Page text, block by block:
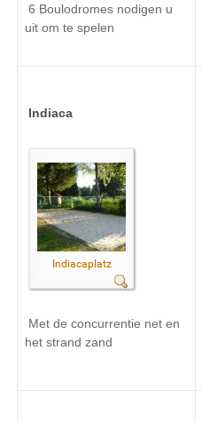
6 Boulodromes nodigen u
uit om te spelen
Indiaca
Indiacaplatz
Met de concurrentie net en
het strand zand